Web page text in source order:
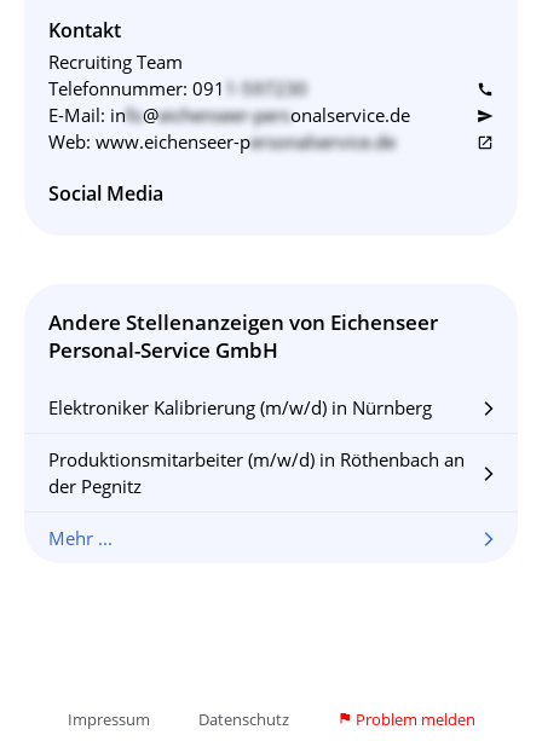
Kontakt
Recruiting Team
Telefonnummer: 091 1-597230 call
E-Mail: info@eichenseer-personalservice.de send
Web: www.eichenseer-personalservice.de open_in_new
Social Media
Andere Stellenanzeigen von Eichenseer
Personal-Service GmbH
Elektroniker Kalibrierung (m/w/d) in Nürnberg arrow_forward_ios
Produktionsmitarbeiter (m/w/d) in Röthenbach an
der Pegnitz
arrow_forward_ios
Mehr ... arrow_forward_ios
Impressum Datenschutz flag Problem melden